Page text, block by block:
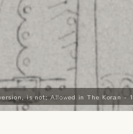
is not; Allowed in The Koran -